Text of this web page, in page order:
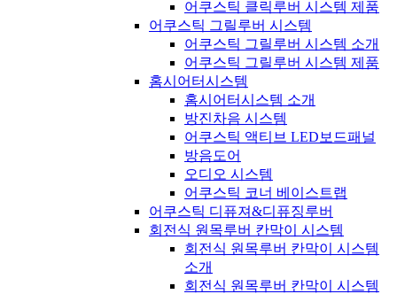
어쿠스틱 클릭루버 시스템 제품
어쿠스틱 그릴루버 시스템
어쿠스틱 그릴루버 시스템 소개
어쿠스틱 그릴루버 시스템 제품
홈시어터시스템
홈시어터시스템 소개
방진차음 시스템
어쿠스틱 액티브 LED보드패널
방음도어
오디오 시스템
어쿠스틱 코너 베이스트랩
어쿠스틱 디퓨져&디퓨징루버
회전식 원목루버 칸막이 시스템
회전식 원목루버 칸막이 시스템
소개
회전식 원목루버 칸막이 시스템